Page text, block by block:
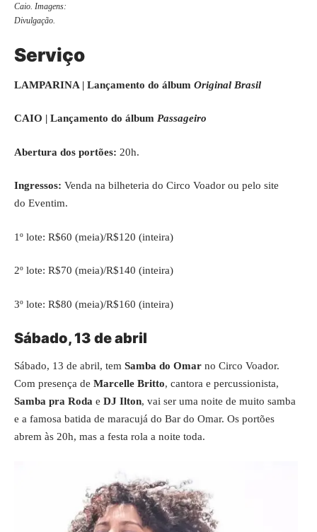
Caio. Imagens:
Divulgação.
Serviço
LAMPARINA | Lançamento do álbum Original Brasil
CAIO | Lançamento do álbum Passageiro
Abertura dos portões: 20h.
Ingressos: Venda na bilheteria do Circo Voador ou pelo site
do Eventim.
1º lote: R$60 (meia)/R$120 (inteira)
2º lote: R$70 (meia)/R$140 (inteira)
3º lote: R$80 (meia)/R$160 (inteira)
Sábado, 13 de abril
Sábado, 13 de abril, tem Samba do Omar no Circo Voador.
Com presença de Marcelle Britto, cantora e percussionista,
Samba pra Roda e DJ Ilton, vai ser uma noite de muito samba
e a famosa batida de maracujá do Bar do Omar. Os portões
abrem às 20h, mas a festa rola a noite toda.